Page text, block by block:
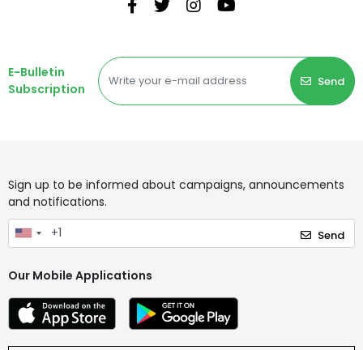
E-Bulletin
Subscription
Send
Sign up to be informed about campaigns, announcements
and notifications.
Send
Our Mobile Applications